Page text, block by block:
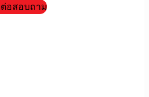
อสอบถาม